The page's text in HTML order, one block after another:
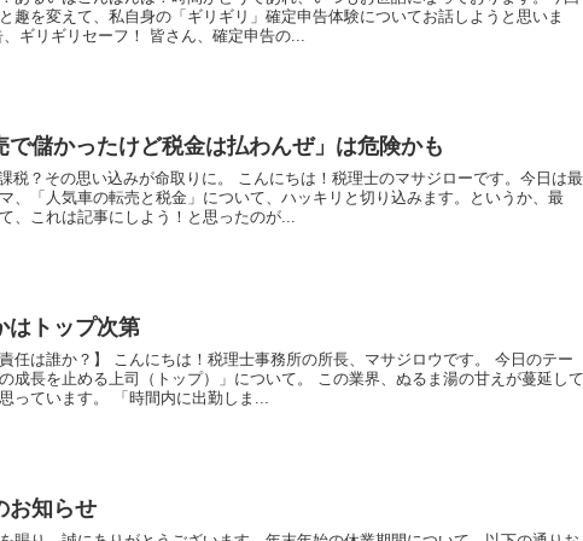
趣を変えて、私自身の「ギリギリ」確定申告体験についてお話しようと思いま
ギリギリセーフ！ 皆さん、確定申告の...
で儲かったけど税金は払わんぜ」は危険かも
税？その思い込みが命取りに。 こんにちは！税理士のマサジローです。今日は最
、「人気車の転売と税金」について、ハッキリと切り込みます。というか、最
、これは記事にしよう！と思ったのが...
はトップ次第
責任は誰か？】 こんにちは！税理士事務所の所長、マサジロウです。 今日のテー
成長を止める上司（トップ）」について。 この業界、ぬるま湯の甘えが蔓延し
っています。 「時間内に出勤しま...
お知らせ